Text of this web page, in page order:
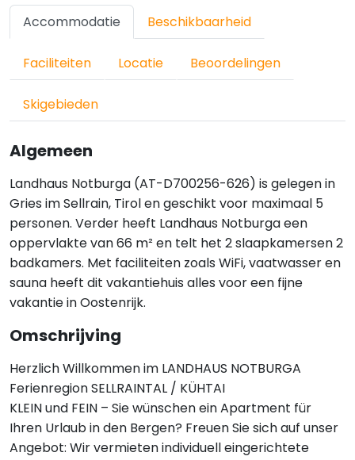
Accommodatie Beschikbaarheid
Faciliteiten Locatie Beoordelingen
Skigebieden
Algemeen
Landhaus Notburga (AT-D700256-626) is gelegen in
Gries im Sellrain, Tirol en geschikt voor maximaal 5
personen. Verder heeft Landhaus Notburga een
oppervlakte van 66 m² en telt het 2 slaapkamersen 2
badkamers. Met faciliteiten zoals WiFi, vaatwasser en
sauna heeft dit vakantiehuis alles voor een fijne
vakantie in Oostenrijk.
Omschrijving
Herzlich Willkommen im LANDHAUS NOTBURGA
Ferienregion SELLRAINTAL / KÜHTAI
KLEIN und FEIN – Sie wünschen ein Apartment für
Ihren Urlaub in den Bergen? Freuen Sie sich auf unser
Angebot: Wir vermieten individuell eingerichtete